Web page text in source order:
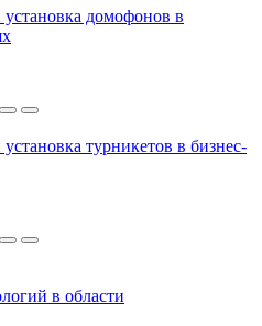
домофонов в
турникетов в бизнес-
в области